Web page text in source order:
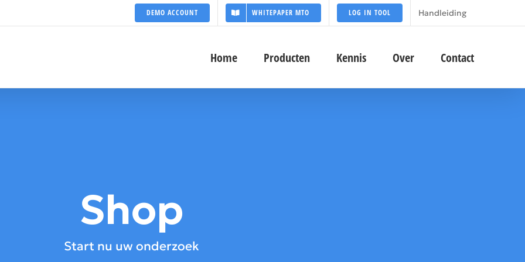
DEMO ACCOUNT WHITEPAPER MTO LOG IN TOOL Handleiding
Home Producten Kennis Over Contact
Shop
Start nu uw onderzoek